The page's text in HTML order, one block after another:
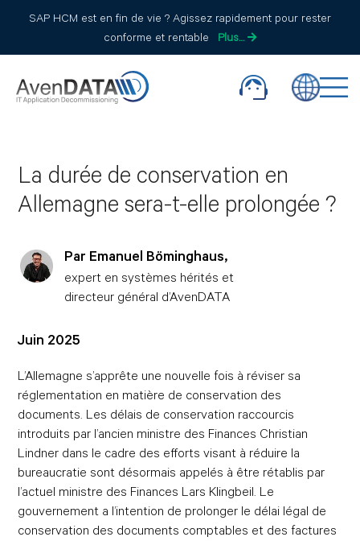
SAP HCM est en fin de vie ? Agissez rapidement pour rester
conforme et rentable
Plus…
La durée de conservation en
Allemagne sera-t-elle prolongée ?
Par Emanuel Böminghaus,
expert en systèmes hérités et
directeur général d’AvenDATA
Juin 2025
L’Allemagne s’apprête une nouvelle fois à réviser sa
réglementation en matière de conservation des
documents. Les délais de conservation raccourcis
introduits par l’ancien ministre des Finances Christian
Lindner dans le cadre des efforts visant à réduire la
bureaucratie sont désormais appelés à être rétablis par
l’actuel ministre des Finances Lars Klingbeil. Le
gouvernement a l’intention de prolonger le délai légal de
conservation des documents comptables et des factures